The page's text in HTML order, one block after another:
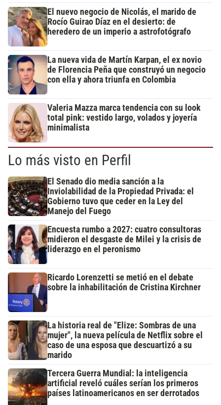
El nuevo negocio de Nicolás, el marido de
Rocío Guirao Díaz en el desierto: de
heredero de un imperio a astrofotógrafo
La nueva vida de Martín Karpan, el ex novio
de Florencia Peña que construyó un negocio
con ella y ahora triunfa en Colombia
Valeria Mazza marca tendencia con su look
total pink: vestido largo, volados y joyería
minimalista
Lo más visto en Perfil
El Senado dio media sanción a la
Inviolabilidad de la Propiedad Privada: el
Gobierno tuvo que ceder en la Ley del
Manejo del Fuego
Encuesta rumbo a 2027: cuatro consultoras
midieron el desgaste de Milei y la crisis de
liderazgo en el peronismo
Ricardo Lorenzetti se metió en el debate
sobre la inhabilitación de Cristina Kirchner
La historia real de "Elize: Sombras de una
mujer", la nueva película de Netflix sobre el
caso de una esposa que descuartizó a su
marido
Tercera Guerra Mundial: la inteligencia
artificial reveló cuáles serían los primeros
países latinoamericanos en ser derrotados